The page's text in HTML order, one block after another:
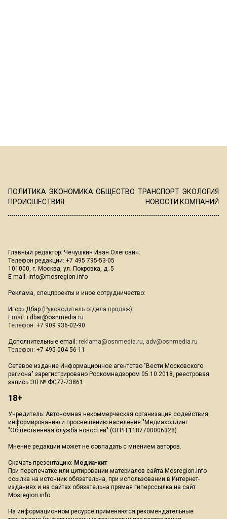
ПОЛИТИКА ЭКОНОМИКА ОБЩЕСТВО ТРАНСПОРТ ЭКОЛОГИЯ
ПРОИСШЕСТВИЯ
НОВОСТИ КОМПАНИЙ
Главный редактор: Чечушкин Иван Олегович.
Телефон редакции: +7 495 795-53-05
101000, г. Москва, ул. Покровка, д. 5
E-mail: info@mosregion.info
Реклама, спецпроекты и иное сотрудничество:
Игорь Дбар (Руководитель отдела продаж)
Email: i.dbar@osnmedia.ru
Телефон: +7 909 936-02-90
Дополнительные email: reklama@osnmedia.ru, adv@osnmedia.ru
Телефон: +7 495 004-56-11
Сетевое издание Информационное агентство "Вести Московского
региона" зарегистрировано Роскомнадзором 05.10.2018, реестровая
запись ЭЛ № ФС77-73861.
18+
Учредитель: Автономная некоммерческая организация содействия
информированию и просвещению населения "Медиахолдинг
"Общественная служба новостей" (ОГРН 1187700006328).
Мнение редакции может не совпадать с мнением авторов.
Скачать презентацию: Медиа-кит
При перепечатке или цитировании материалов сайта Mosregion.info
ссылка на источник обязательна, при использовании в Интернет-
изданиях и на сайтах обязательна прямая гиперссылка на сайт
Mosregion.info.
На информационном ресурсе применяются рекомендательные